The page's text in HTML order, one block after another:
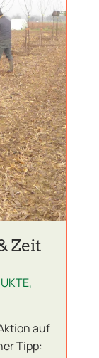
Zeit
,
auf
Tipp: